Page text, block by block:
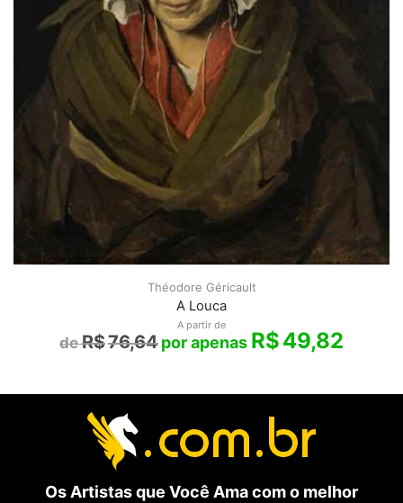
Théodore Géricault
A Louca
A partir de
R$76,64 R$49,82
Os Artistas que Você Ama com o melhor